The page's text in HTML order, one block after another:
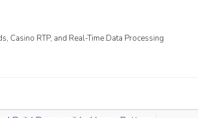
Casino RTP, and Real-Time Data Processing